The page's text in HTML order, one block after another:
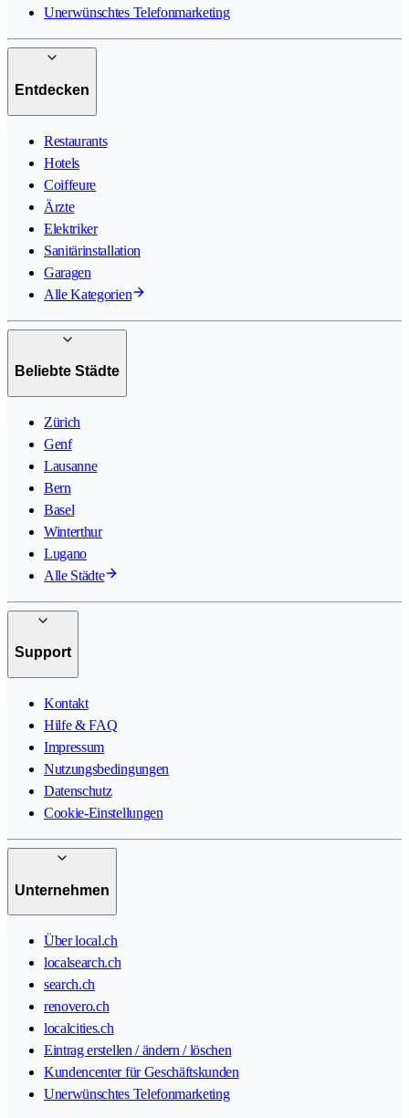
Unerwünschtes Telefonmarketing
Entdecken
Restaurants
Hotels
Coiffeure
Ärzte
Elektriker
Sanitärinstallation
Garagen
Alle Kategorien
Beliebte Städte
Zürich
Genf
Lausanne
Bern
Basel
Winterthur
Lugano
Alle Städte
Support
Kontakt
Hilfe & FAQ
Impressum
Nutzungsbedingungen
Datenschutz
Cookie-Einstellungen
Unternehmen
Über local.ch
localsearch.ch
search.ch
renovero.ch
localcities.ch
Eintrag erstellen / ändern / löschen
Kundencenter für Geschäftskunden
Unerwünschtes Telefonmarketing